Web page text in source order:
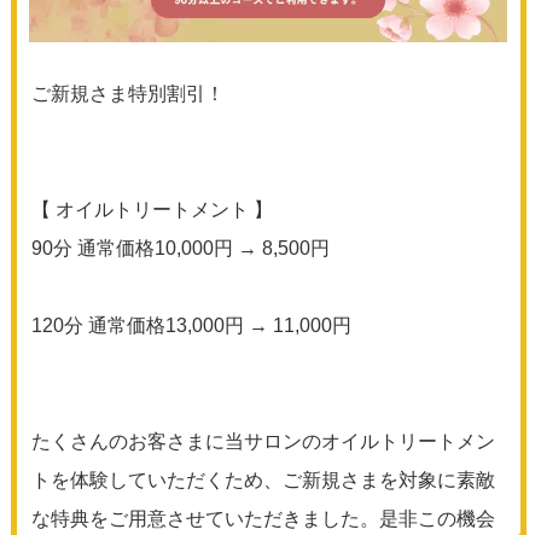
ご新規さま特別割引！
【 オイルトリートメント 】
90分 通常価格10,000円 → 8,500円
120分 通常価格13,000円 → 11,000円
たくさんのお客さまに当サロンのオイルトリートメン
トを体験していただくため、ご新規さまを対象に素敵
な特典をご用意させていただきました。是非この機会